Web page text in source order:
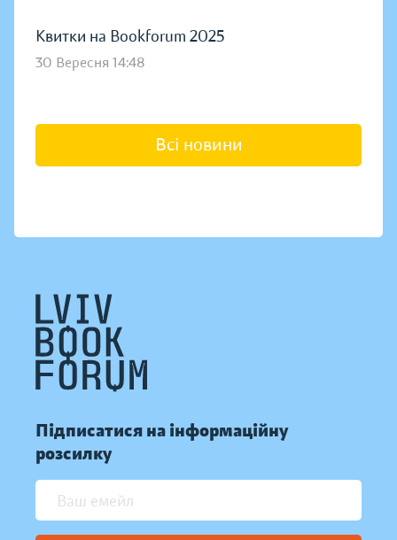
Квитки на Bookforum 2025
30 Вересня 14:48
Всі новини
Підписатися на інформаційну
розсилку